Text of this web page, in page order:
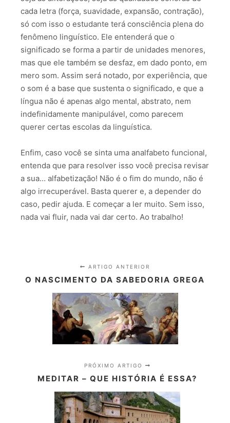
cada letra (força, suavidade, expansão, contração),
só com isso o estudante terá consciência plena do
fenômeno linguístico. Ele entenderá que o
significado se forma a partir de unidades menores,
mas que ele também se desfaz, em dado ponto, em
mero som. Assim será notado, por experiência, que
o som é a base que sustenta o significado, e que a
língua não é apenas algo mental, abstrato, nem
indefinidamente manipulável, como parecem
querer certas escolas da linguística.
Enfim, caso você se sinta uma analfabeto funcional,
entenda que para resolver isso você precisa revisar
a sua… alfabetização! Não é o fim do mundo, não é
algo irrecuperável. Basta querer e, a depender do
caso, pedir ajuda. E começar a ler muito. Sem isso,
nada vai fluir, nada vai dar certo. Ao trabalho!
ARTIGO ANTERIOR
O NASCIMENTO DA SABEDORIA GREGA
PRÓXIMO ARTIGO
MEDITAR – QUE HISTÓRIA É ESSA?